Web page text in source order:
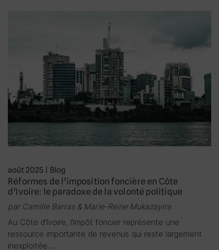
août 2025 | Blog
Réformes de l’imposition foncière en Côte
d’Ivoire: le paradoxe de la volonté politique
par Camille Barras & Marie-Reine Mukazayire
Au Côte d’Ivoire, l’impôt foncier représente une
ressource importante de revenus qui reste largement
inexploitée….